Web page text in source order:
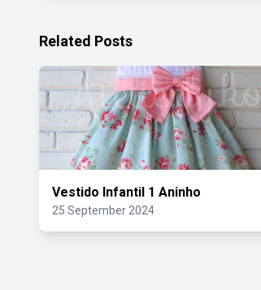
Related Posts
Vestido Infantil 1 Aninho
25 September 2024